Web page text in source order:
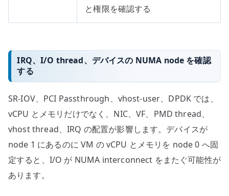
と権限を確認する
IRQ、I/O thread、デバイスの NUMA node を確認
する
SR-IOV、PCI Passthrough、vhost-user、DPDK では、
vCPU とメモリだけでなく、NIC、VF、PMD thread、
vhost thread、IRQ の配置が影響します。デバイスが
node 1 にあるのに VM の vCPU とメモリを node 0 へ固
定すると、I/O が NUMA interconnect をまたぐ可能性が
あります。